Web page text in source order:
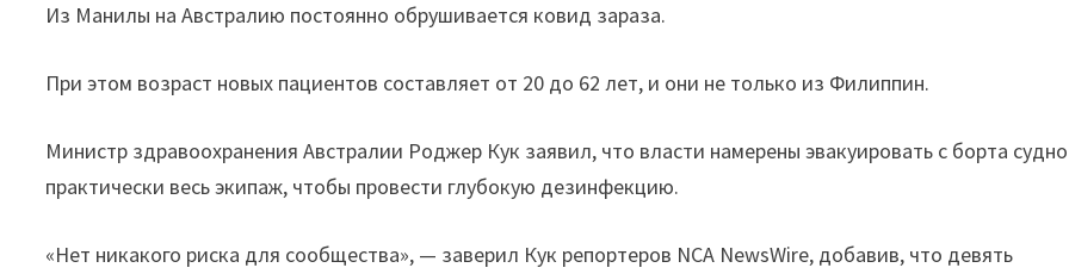
Из Манилы на Австралию постоянно обрушивается ковид зараза.
При этом возраст новых пациентов составляет от 20 до 62 лет, и они не только из Филиппин.
Министр здравоохранения Австралии Роджер Кук заявил, что власти намерены эвакуировать с борта судно
практически весь экипаж, чтобы провести глубокую дезинфекцию.
«Нет никакого риска для сообщества», — заверил Кук репортеров NCA NewsWire, добавив, что девять